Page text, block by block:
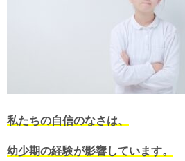
私たちの自信のなさは、
幼少期の経験が影響しています。